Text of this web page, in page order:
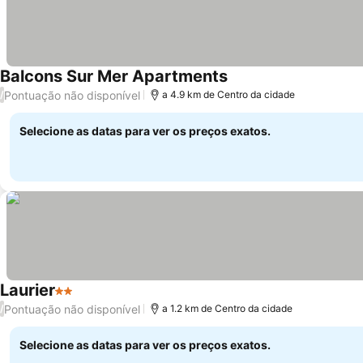
Balcons Sur Mer Apartments
/Pontuação não disponível a 4.9 km de Centro da cidade
Selecione as datas para ver os preços exatos.
Laurier2 Estrelas
/Pontuação não disponível a 1.2 km de Centro da cidade
Selecione as datas para ver os preços exatos.